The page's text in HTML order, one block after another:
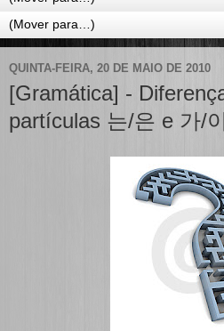
QUINTA-FEIRA, 20 DE MAIO DE 2010
[Gramática] -
partículas 는/은 e 가/